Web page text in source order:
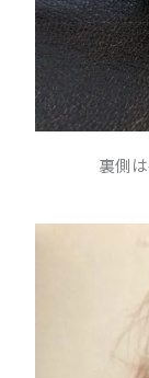
裏側